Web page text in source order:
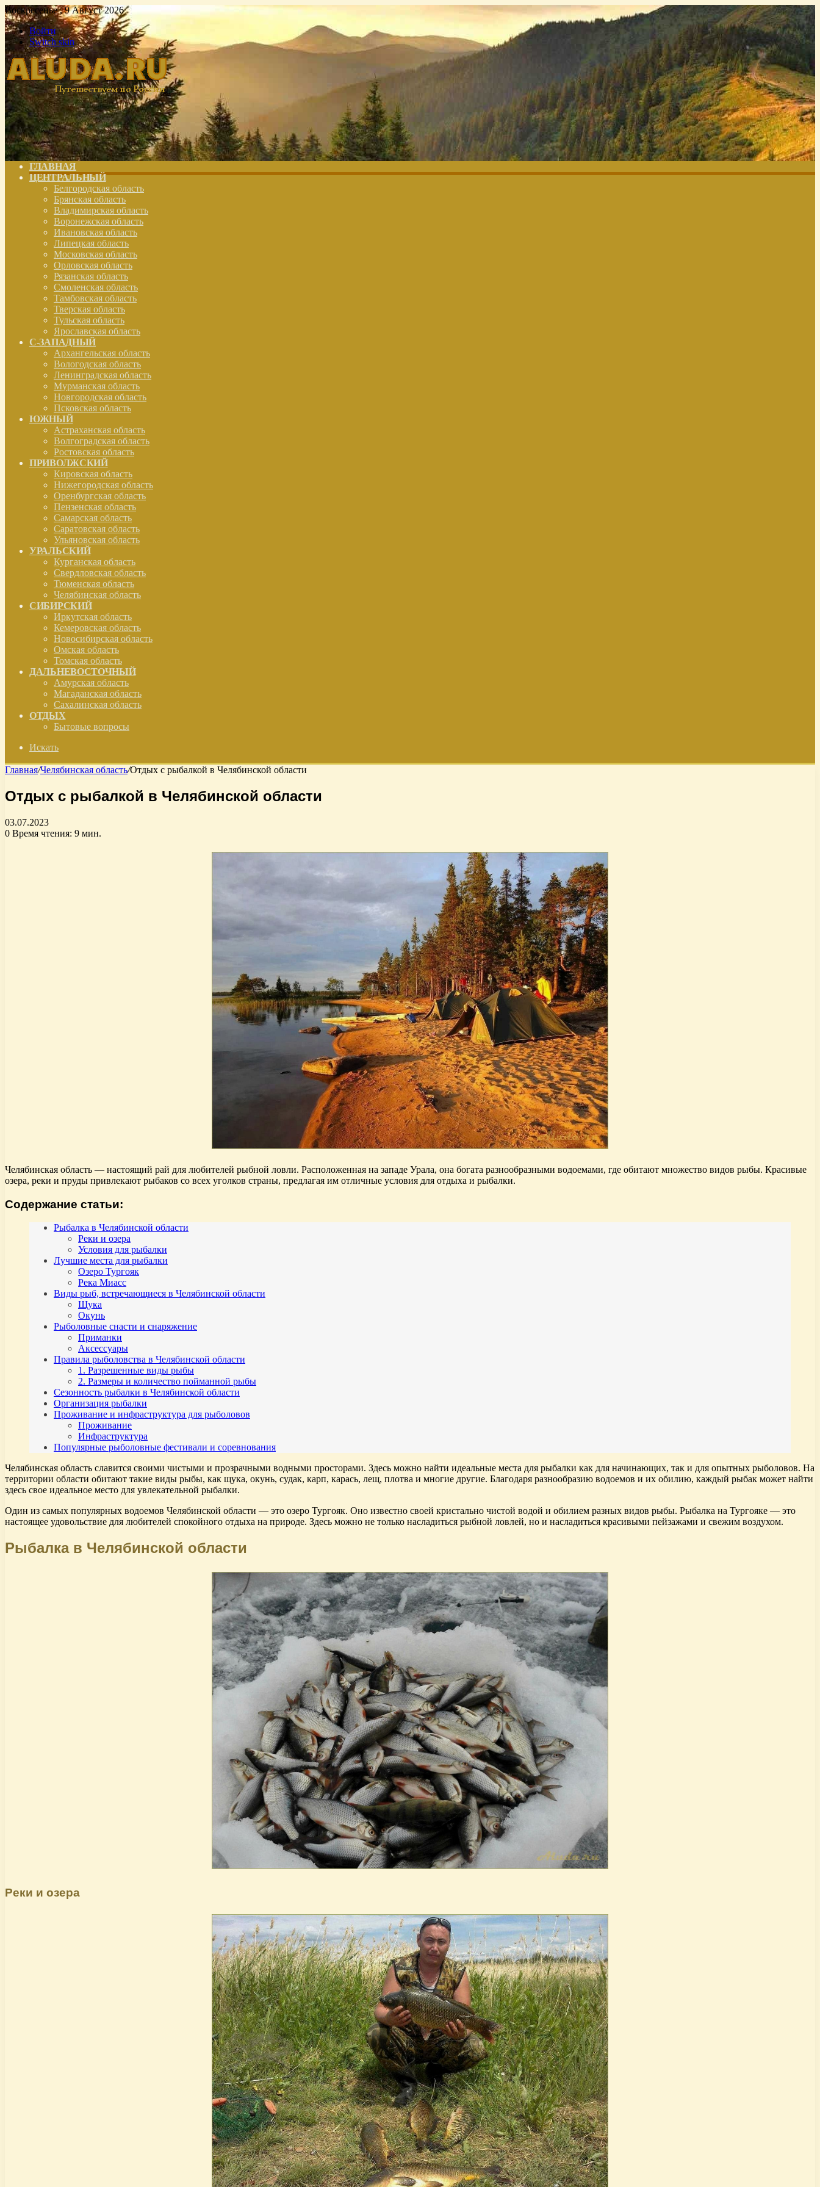
Воскресенье , 9 Август 2026
Войти
Switch skin
ГЛАВНАЯ
ЦЕНТРАЛЬНЫЙ
Белгородская область
Брянская область
Владимирская область
Воронежская область
Ивановская область
Липецкая область
Московская область
Орловская область
Рязанская область
Смоленская область
Тамбовская область
Тверская область
Тульская область
Ярославская область
С-ЗАПАДНЫЙ
Архангельская область
Вологодская область
Ленинградская область
Мурманская область
Новгородская область
Псковская область
ЮЖНЫЙ
Астраханская область
Волгоградская область
Ростовская область
ПРИВОЛЖСКИЙ
Кировская область
Нижегородская область
Оренбургская область
Пензенская область
Самарская область
Саратовская область
Ульяновская область
УРАЛЬСКИЙ
Курганская область
Свердловская область
Тюменская область
Челябинская область
СИБИРСКИЙ
Иркутская область
Кемеровская область
Новосибирская область
Омская область
Томская область
ДАЛЬНЕВОСТОЧНЫЙ
Амурская область
Магаданская область
Сахалинская область
ОТДЫХ
Бытовые вопросы
Искать
Главная/Челябинская область/Отдых с рыбалкой в Челябинской области
Отдых с рыбалкой в Челябинской области
03.07.2023
0 Время чтения: 9 мин.
Челябинская область — настоящий рай для любителей рыбной ловли. Расположенная на западе Урала, она богата разнообразными водоемами, где обитают множество видов рыбы. Красивые
озера, реки и пруды привлекают рыбаков со всех уголков страны, предлагая им отличные условия для отдыха и рыбалки.
Содержание статьи:
Рыбалка в Челябинской области
Реки и озера
Условия для рыбалки
Лучшие места для рыбалки
Озеро Тургояк
Река Миасс
Виды рыб, встречающиеся в Челябинской области
Щука
Окунь
Рыболовные снасти и снаряжение
Приманки
Аксессуары
Правила рыболовства в Челябинской области
1. Разрешенные виды рыбы
2. Размеры и количество пойманной рыбы
Сезонность рыбалки в Челябинской области
Организация рыбалки
Проживание и инфраструктура для рыболовов
Проживание
Инфраструктура
Популярные рыболовные фестивали и соревнования
Челябинская область славится своими чистыми и прозрачными водными просторами. Здесь можно найти идеальные места для рыбалки как для начинающих, так и для опытных рыболовов. На
территории области обитают такие виды рыбы, как щука, окунь, судак, карп, карась, лещ, плотва и многие другие. Благодаря разнообразию водоемов и их обилию, каждый рыбак может найти
здесь свое идеальное место для увлекательной рыбалки.
Один из самых популярных водоемов Челябинской области — это озеро Тургояк. Оно известно своей кристально чистой водой и обилием разных видов рыбы. Рыбалка на Тургояке — это
настоящее удовольствие для любителей спокойного отдыха на природе. Здесь можно не только насладиться рыбной ловлей, но и насладиться красивыми пейзажами и свежим воздухом.
Рыбалка в Челябинской области
Реки и озера